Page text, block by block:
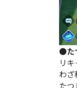
●た
リ
わ
た